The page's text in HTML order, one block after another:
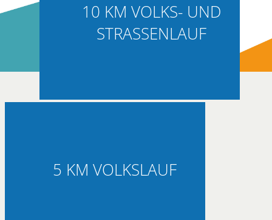
10 KM VOLKS- UND
STRASSENLAUF
5 KM VOLKSLAUF